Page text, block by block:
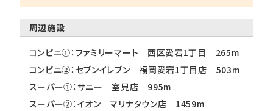
周辺施設
コンビニ①：ファミリーマート 西区愛宕1丁目 265m
コンビニ②：セブンイレブン 福岡愛宕1丁目店 503m
スーパー①：サニー 室見店 995m
スーパー②：イオン マリナタウン店 1459m